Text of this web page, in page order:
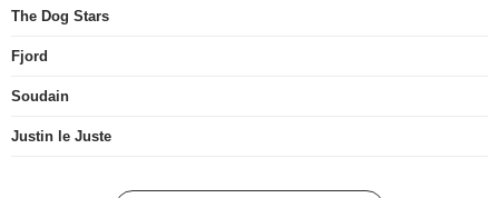
The Dog Stars
Fjord
Soudain
Justin le Juste